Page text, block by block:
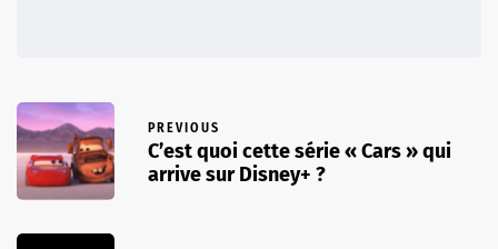
PREVIOUS
C’est quoi cette série « Cars » qui
arrive sur Disney+ ?